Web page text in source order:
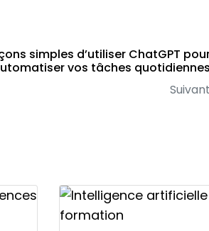
simples d’utiliser ChatGPT
vos tâches quotidiennes
Suivant